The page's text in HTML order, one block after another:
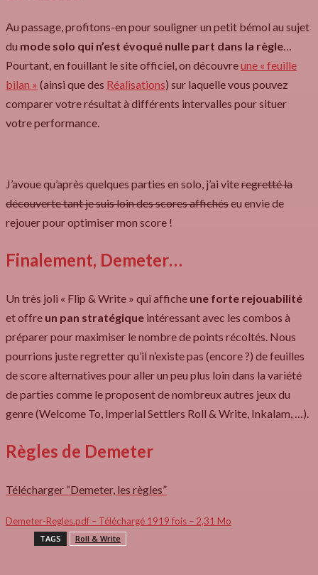
Au passage, profitons-en pour souligner un petit bémol au sujet
du mode solo qui n’est évoqué nulle part dans la règle…
Pourtant, en fouillant le site officiel, on découvreune « feuille
bilan » (ainsi que des Réalisations) sur laquelle vous pouvez
comparer votre résultat à différents intervalles pour situer
votre performance.
J’avoue qu’après quelques parties en solo, j’ai viteregretté la
découverte tant je suis loin des scores affichéseu envie de
rejouer pour optimiser mon score !
Finalement, Demeter…
Un très joli « Flip & Write » qui affiche une forte rejouabilité
et offre un pan stratégique intéressant avec les combos à
préparer pour maximiser le nombre de points récoltés. Nous
pourrions juste regretter qu’il n’existe pas (encore ?) de feuilles
de score alternatives pour aller un peu plus loin dans la variété
de parties comme le proposent de nombreux autres jeux du
genre (Welcome To, Imperial Settlers Roll & Write, Inkalam, …).
Règles de Demeter
Télécharger “Demeter, les règles”
Demeter-Regles.pdf – Téléchargé 1919 fois – 2,31 Mo
TAGS Roll & Write